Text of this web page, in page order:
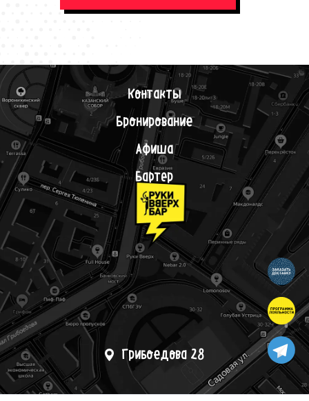
Контакты
Бронирование
Афиша
Бартер
Грибоедова 28